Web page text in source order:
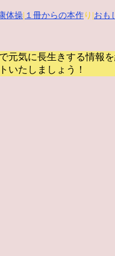
体操 １冊からの本作 り| おも
気に長生きする情報
いたしましょう！